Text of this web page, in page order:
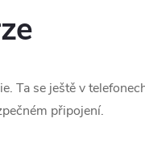
Ta se ještě v
připojení.